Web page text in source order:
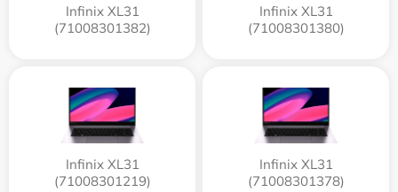
Infinix XL31
(71008301382)
Infinix XL31
(71008301380)
Infinix XL31
(71008301219)
Infinix XL31
(71008301378)